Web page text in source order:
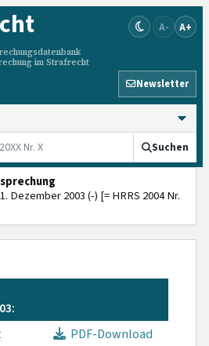
im Strafrecht
A- A+
Newsletter
Suchen
Dezember 2003 (-) [= HRRS 2004 Nr.
PDF-Download